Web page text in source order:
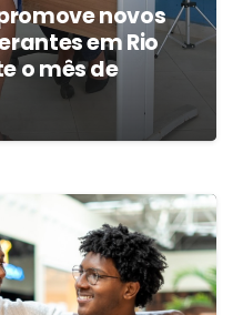
novos
em Rio
o mês de